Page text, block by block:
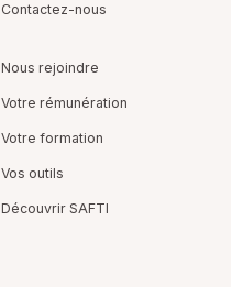
Contactez-nous
Nous rejoindre
Votre rémunération
Votre formation
Vos outils
Découvrir SAFTI